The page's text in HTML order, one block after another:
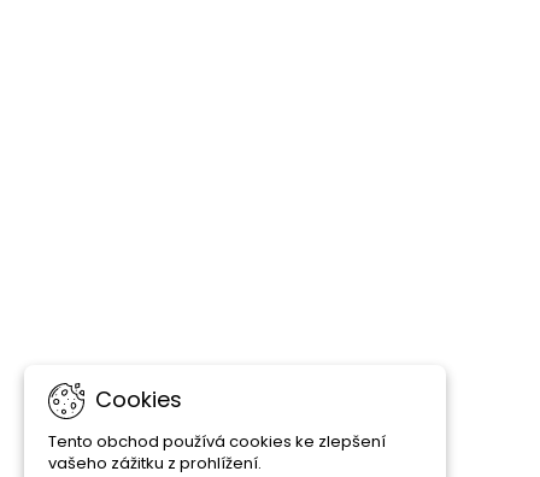
Cookies
Tento obchod používá cookies ke zlepšení
vašeho zážitku z prohlížení.